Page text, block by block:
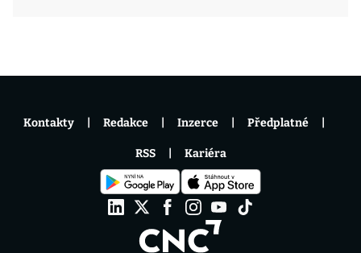
Kontakty Redakce Inzerce Předplatné
RSS Kariéra